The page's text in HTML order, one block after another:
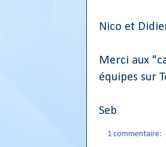
Nico et
Merci aux
équipes sur
Seb
1 commentaire: